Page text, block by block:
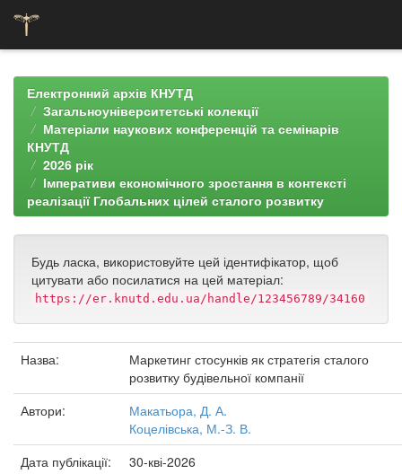
navigationЕлектронний архів КНУТД
Загальноуніверситетські колекції
Матеріали наукових конференцій та семінарів
КНУТД
2026 рік
Імперативи економічного зростання в контексті
реалізації Глобальних цілей сталого розвитку
Будь ласка, використовуйте цей ідентифікатор, щоб
цитувати або посилатися на цей матеріал:
https://er.knutd.edu.ua/handle/123456789/34160
Назва:
Маркетинг стосунків як стратегія сталого
розвитку будівельної компанії
Автори:
Макатьора, Д. А.
Коцелівська, М.-З. В.
Дата публікації:
30-кві-2026